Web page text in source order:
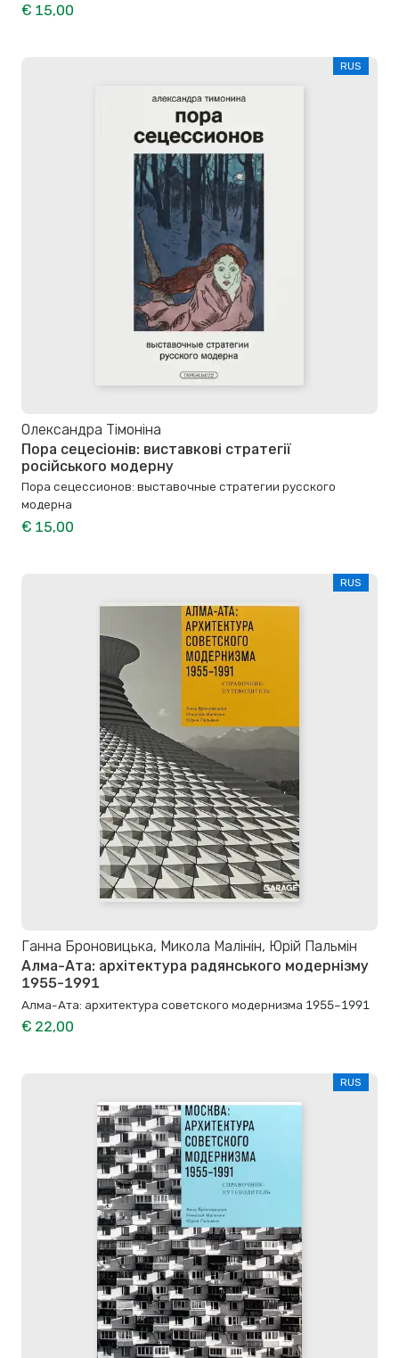
€ 15,00
RUS
Олександра Тімоніна
Пора сецесіонів: виставкові стратегії
російського модерну
Пора сецессионов: выставочные стратегии русского
модерна
€ 15,00
RUS
Ганна Броновицька, Микола Малінін, Юрій Пальмін
Алма-Ата: архітектура радянського модернізму
1955-1991
Алма-Ата: архитектура советского модернизма 1955–1991
€ 22,00
RUS